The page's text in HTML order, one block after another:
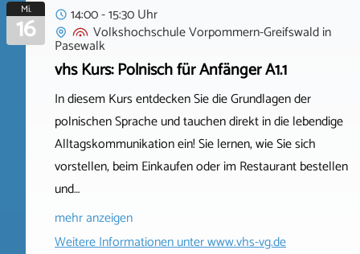
Mi.
16
14:00 - 15:30 Uhr
Volkshochschule Vorpommern-Greifswaldin
Pasewalk
vhs Kurs: Polnisch für Anfänger A1.1
In diesem Kurs entdecken Sie die Grundlagen der
polnischen Sprache und tauchen direkt in die lebendige
Alltagskommunikation ein! Sie lernen, wie Sie sich
vorstellen, beim Einkaufen oder im Restaurant bestellen
und…
mehr anzeigen
Weitere Informationen unterwww.vhs-vg.de